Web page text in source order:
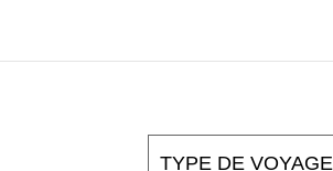
TYPE DE VOYAGE